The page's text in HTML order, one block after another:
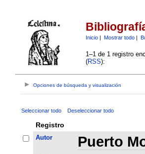
Inicio| Mostrar todo|
1–1 de 1 registro
(RSS):
Opciones de búsqueda y visualización
Seleccionar todo Deseleccionar todo
Registro
Autor Puerto